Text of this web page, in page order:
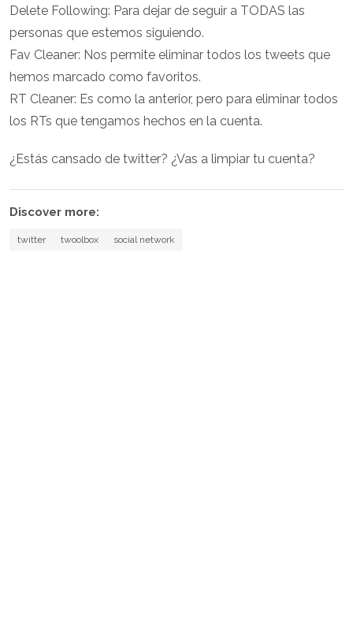
Delete Following: Para dejar de seguir a TODAS las
personas que estemos siguiendo.
Fav Cleaner: Nos permite eliminar todos los tweets que
hemos marcado como favoritos.
RT Cleaner: Es como la anterior, pero para eliminar todos
los RTs que tengamos hechos en la cuenta.
¿Estás cansado de twitter? ¿Vas a limpiar tu cuenta?
Discover more:
twitter twoolbox social network